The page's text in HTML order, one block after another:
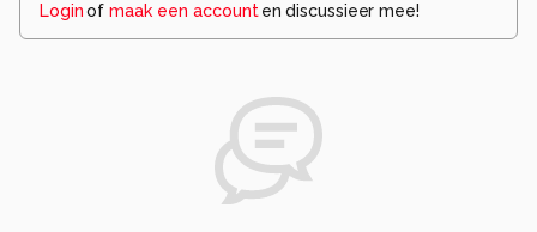
Loginof maak een account en discussieer mee!